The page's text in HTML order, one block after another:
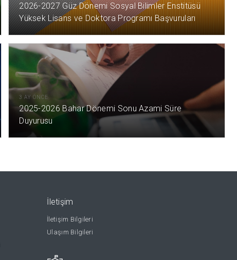
2026-2027 Güz Dönemi Sosyal Bilimler Enstitüsü
Yüksek Lisans ve Doktora Programı Başvuruları
3 AY ÖNCE
2025-2026 Bahar Dönemi Sonu Azami Süre
Duyurusu
İletişim
İletişim Bilgileri
Ulaşım Bilgileri